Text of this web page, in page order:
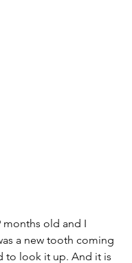
months old and I
a new tooth coming
to look it up. And it is